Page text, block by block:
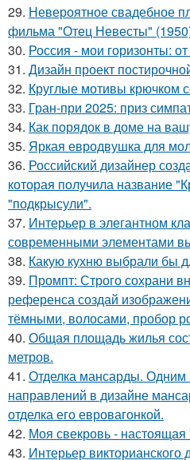
29. Невероятное свадебное
фильма "Отец Невесты"
30. Россия - мои горизонты:
31. Дизайн проект
32. Круглые мотивы крючком
33. Гран-при 2025: приз
34. Как порядок в доме на
35. Яркая евродвушка для
36. Российский дизайнер
которая получила название
"подкрысули".
37. Интерьер в элегантном
современными элементами
38. Какую кухню выбрали бы
39. Промпт: Строго сохрани
референса создай
тёмными, волосами, пробор
40. Общая площадь жилья
метров.
41. Отделка мансарды. Одним
направлений в дизайне
отделка его евровагонкой.
42. Моя свекровь -
43. Интерьер